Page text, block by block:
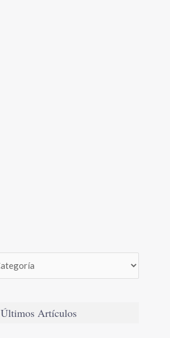
Últimos Artículos